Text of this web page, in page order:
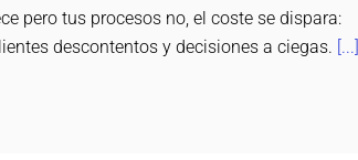
pero tus procesos no, el coste se dispara:
descontentos y decisiones a ciegas. [...]